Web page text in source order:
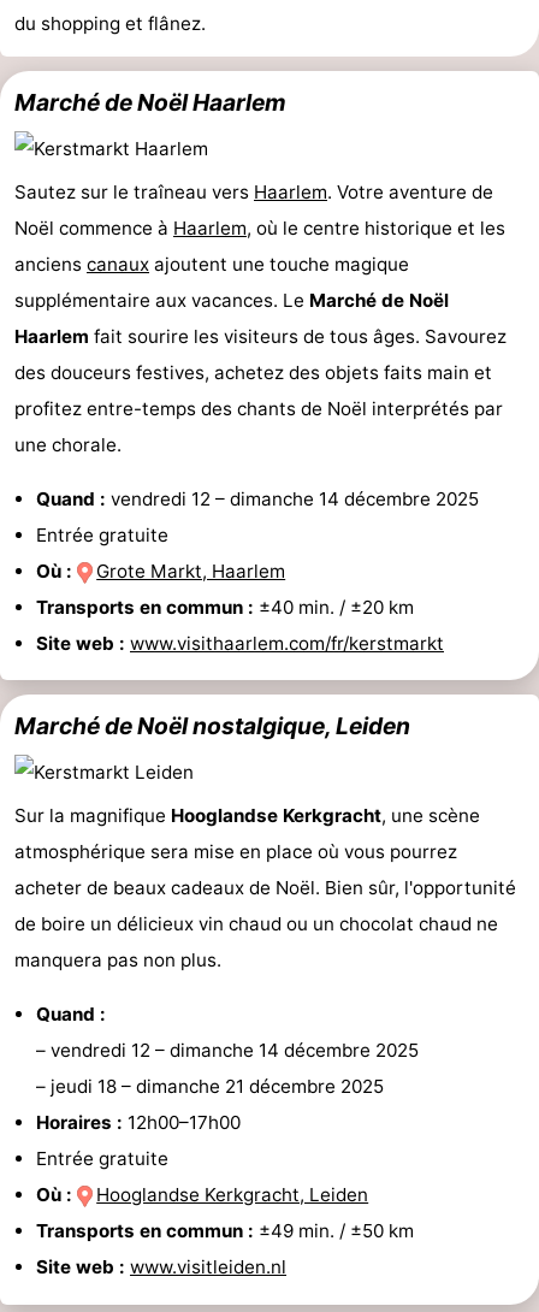
commun
Gare
Centrale
Schiphol
Stationnement
Astuces
pour
les
touristes
Adresses
Médicales
Météo
Contact
Us
du shopping et flânez.
Marché de Noël Haarlem
Sautez sur le traîneau vers Haarlem. Votre aventure de
Noël commence à Haarlem, où le centre historique et les
anciens canaux ajoutent une touche magique
supplémentaire aux vacances. Le Marché de Noël
Haarlem fait sourire les visiteurs de tous âges. Savourez
des douceurs festives, achetez des objets faits main et
profitez entre-temps des chants de Noël interprétés par
une chorale.
Quand : vendredi 12 – dimanche 14 décembre 2025
Entrée gratuite
Où :
Grote Markt, Haarlem
Transports en commun : ±40 min. / ±20 km
Site web : www.visithaarlem.com/fr/kerstmarkt
Marché de Noël nostalgique, Leiden
Sur la magnifique Hooglandse Kerkgracht, une scène
atmosphérique sera mise en place où vous pourrez
acheter de beaux cadeaux de Noël. Bien sûr, l'opportunité
de boire un délicieux vin chaud ou un chocolat chaud ne
manquera pas non plus.
Quand :
– vendredi 12 – dimanche 14 décembre 2025
– jeudi 18 – dimanche 21 décembre 2025
Horaires : 12h00–17h00
Entrée gratuite
Où :
Hooglandse Kerkgracht, Leiden
Transports en commun : ±49 min. / ±50 km
Site web : www.visitleiden.nl